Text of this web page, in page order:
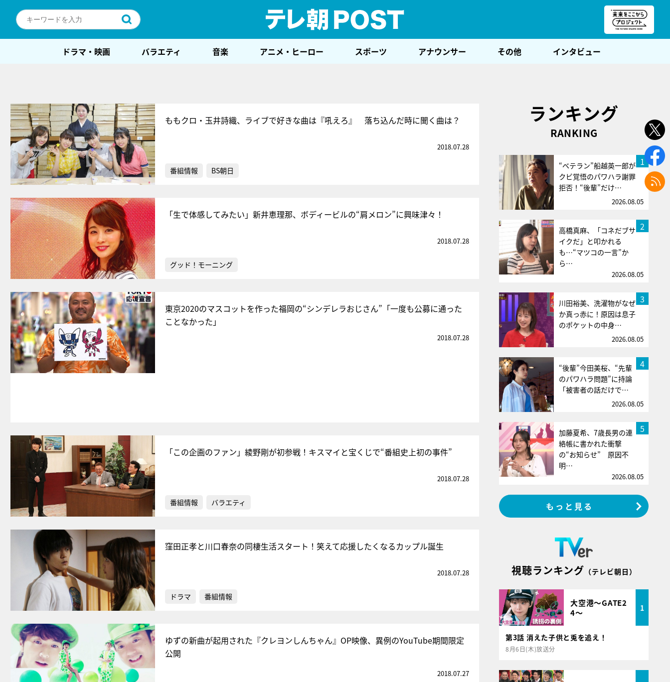
ドラマ・映画 バラエティ 音楽 アニメ・ヒーロー スポーツ アナウンサー その他 インタビュー
ももクロ・玉井詩織、ライブで好きな曲は『吼えろ』 落ち込んだ時に聞く曲は？
2018.07.28
番組情報 BS朝日
「生で体感してみたい」新井恵理那、ボディービルの“肩メロン”に興味津々！
2018.07.28
グッド！モーニング
東京2020のマスコットを作った福岡の“シンデレラおじさん”「一度も公募に通った
ことなかった」
2018.07.28
「この企画のファン」綾野剛が初参戦！キスマイと宝くじで“番組史上初の事件”
2018.07.28
番組情報 バラエティ
窪田正孝と川口春奈の同棲生活スタート！笑えて応援したくなるカップル誕生
2018.07.28
ドラマ 番組情報
ゆずの新曲が起用された『クレヨンしんちゃん』OP映像、異例のYouTube期間限定
公開
2018.07.27
ランキング
RANKING
1
“ベテラン”船越英一郎が
クビ覚悟のパワハラ謝罪
拒否！“後輩”だけ…
2026.08.05
2
高橋真麻、「コネだブサ
イクだ」と叩かれる
も…“マツコの一言”か
ら…
2026.08.05
3
川田裕美、洗濯物がなぜ
か真っ赤に！原因は息子
のポケットの中身…
2026.08.05
4
“後輩”今田美桜、“先輩
のパワハラ問題”に持論
「被害者の話だけで…
2026.08.05
5
加藤夏希、7歳長男の連
絡帳に書かれた衝撃
の“お知らせ” 原因不
明…
2026.08.05
もっと見る
視聴ランキング （テレビ朝日）
大空港～GATE2
4～
1
第3話 消えた子供と兎を追え！
8月6日(木)放送分